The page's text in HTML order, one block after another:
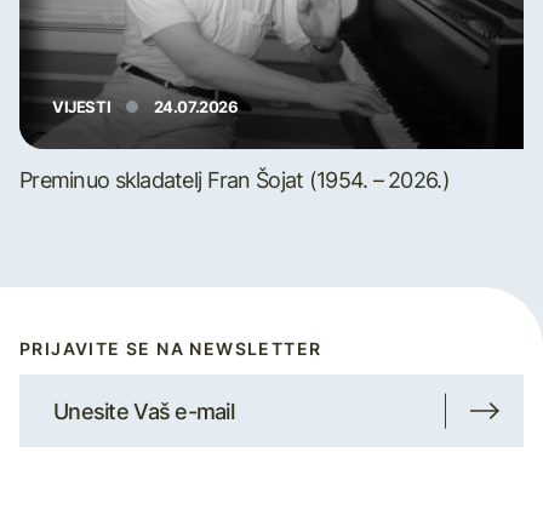
VIJESTI 24.07.2026
Preminuo skladatelj Fran Šojat (1954. – 2026.)
PRIJAVITE SE NA NEWSLETTER